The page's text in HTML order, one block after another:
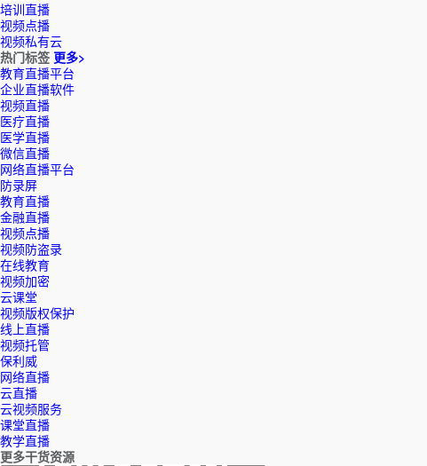
培训直播
视频点播
视频私有云
热门标签 更多>
教育直播平台
企业直播软件
视频直播
医疗直播
医学直播
微信直播
网络直播平台
防录屏
教育直播
金融直播
视频点播
视频防盗录
在线教育
视频加密
云课堂
视频版权保护
线上直播
视频托管
保利威
网络直播
云直播
云视频服务
课堂直播
教学直播
更多干货资源